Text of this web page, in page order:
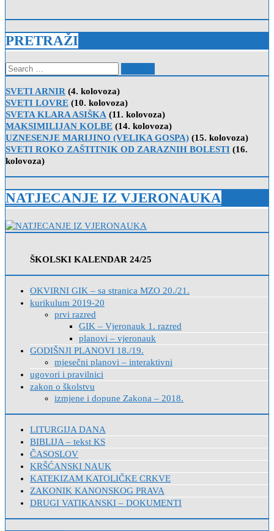
PRETRAŽI
Search
for:
SVETI ARNIR (4. kolovoza)
SVETI LOVRE (10. kolovoza)
SVETA KLARA ASIŠKA (11. kolovoza)
MAKSIMILIJAN KOLBE (14. kolovoza)
UZNESENJE MARIJINO (VELIKA GOSPA) (15. kolovoza)
SVETI ROKO ZAŠTITNIK OD ZARAZNIH BOLESTI (16.
kolovoza)
NATJECANJE IZ VJERONAUKA
ŠKOLSKI KALENDAR 24/25
OKVIRNI GIK – sa stranica MZO 20./21.
kurikulum 2019-20
prvi razred
GIK – Vjeronauk 1. razred
planovi – vjeronauk
GODIŠNJI PLANOVI 18./19.
mjesečni planovi – interaktivni
ugovori i pravilnici
zakon o školstvu
izmjene i dopune Zakona – 2018.
LITURGIJA DANA
BIBLIJA – tekst KS
ČASOSLOV
KRŠĆANSKI NAUK
KATEKIZAM KATOLIČKE CRKVE
ZAKONIK KANONSKOG PRAVA
DRUGI VATIKANSKI – DOKUMENTI